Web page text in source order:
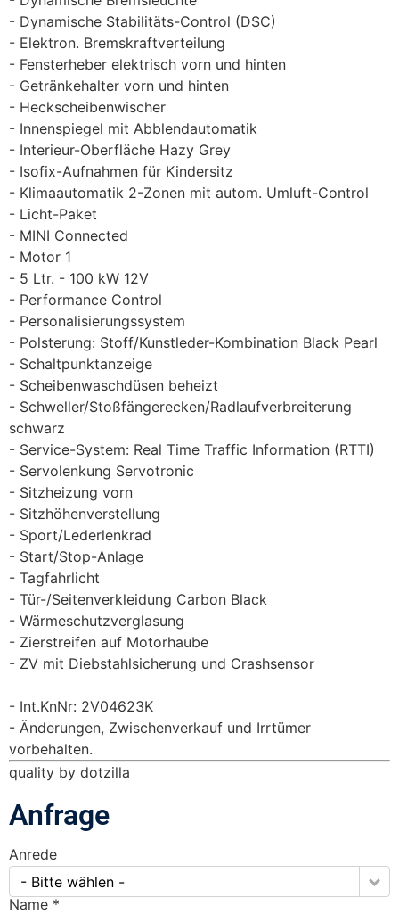
Dynamische Stabilitäts-Control (DSC)
Elektron. Bremskraftverteilung
Fensterheber elektrisch vorn und hinten
Getränkehalter vorn und hinten
Heckscheibenwischer
Innenspiegel mit Abblendautomatik
Interieur-Oberfläche Hazy Grey
Isofix-Aufnahmen für Kindersitz
Klimaautomatik 2-Zonen mit autom. Umluft-Control
Licht-Paket
MINI Connected
Motor 1
5 Ltr. - 100 kW 12V
Performance Control
Personalisierungssystem
Polsterung: Stoff/Kunstleder-Kombination Black Pearl
Schaltpunktanzeige
Scheibenwaschdüsen beheizt
Schweller/Stoßfängerecken/Radlaufverbreiterung
schwarz
Service-System: Real Time Traffic Information (RTTI)
Servolenkung Servotronic
Sitzheizung vorn
Sitzhöhenverstellung
Sport/Lederlenkrad
Start/Stop-Anlage
Tagfahrlicht
Tür-/Seitenverkleidung Carbon Black
Wärmeschutzverglasung
Zierstreifen auf Motorhaube
ZV mit Diebstahlsicherung und Crashsensor
Int.KnNr: 2V04623K
Änderungen, Zwischenverkauf und Irrtümer
vorbehalten.
quality by dotzilla
Anfrage
Anrede
- Bitte wählen -
Name *